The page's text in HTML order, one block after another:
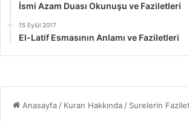
İsmi Azam Duası Okunuşu ve Faziletleri
15 Eylül 2017
El-Latif Esmasının Anlamı ve Faziletleri